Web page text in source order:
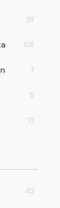
37
126
7
5
13
43